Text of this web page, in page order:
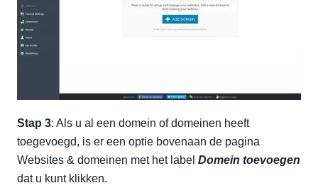
Stap 3: Als u al een domein of domeinen heeft
toegevoegd, is er een optie bovenaan de pagina
Websites & domeinen met het label Domein toevoegen
dat u kunt klikken.